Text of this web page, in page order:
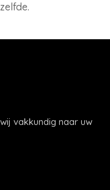
vakkundig naar uw